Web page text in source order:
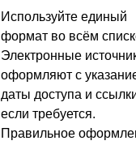
Используйте единый
формат во всём
Электронные
оформляют с
даты доступа и
если требуется.
Правильное